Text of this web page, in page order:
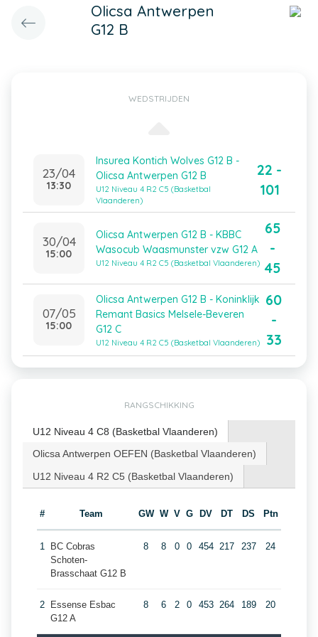
Olicsa Antwerpen
G12 B
WEDSTRIJDEN
23/04
13:30
Insurea Kontich Wolves G12 B -
Olicsa Antwerpen G12 B
U12 Niveau 4 R2 C5 (Basketbal
Vlaanderen)
22 -
101
30/04
15:00
Olicsa Antwerpen G12 B - KBBC
Wasocub Waasmunster vzw G12 A
U12 Niveau 4 R2 C5 (Basketbal Vlaanderen)
65
-
45
07/05
15:00
Olicsa Antwerpen G12 B - Koninklijk
Remant Basics Melsele-Beveren
G12 C
U12 Niveau 4 R2 C5 (Basketbal Vlaanderen)
60
-
33
RANGSCHIKKING
U12 Niveau 4 C8 (Basketbal Vlaanderen)
Olicsa Antwerpen OEFEN (Basketbal Vlaanderen)
U12 Niveau 4 R2 C5 (Basketbal Vlaanderen)
# Team GW W V G DV DT DS Ptn
1
BC Cobras
Schoten-
Brasschaat G12 B
8 8 0 0 454 217 237 24
2
Essense Esbac
G12 A
8 6 2 0 453 264 189 20